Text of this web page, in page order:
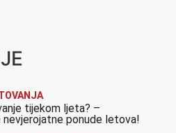
tijekom ljeta? –
ponude letova!